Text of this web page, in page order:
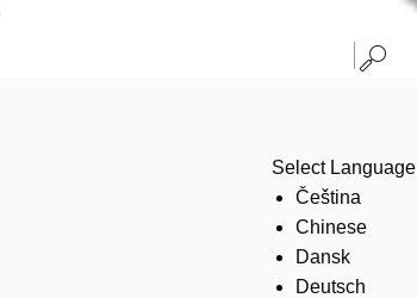
Select Language
Čeština
Chinese
Dansk
Deutsch